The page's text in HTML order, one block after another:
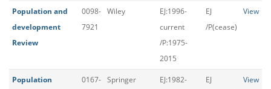
Population and
development
Review
0098-
7921
Wiley
EJ:1996-
current
/P:1975-
2015
EJ
/P(cease)
View
Population
0167-
Springer
EJ:1982-
EJ
View